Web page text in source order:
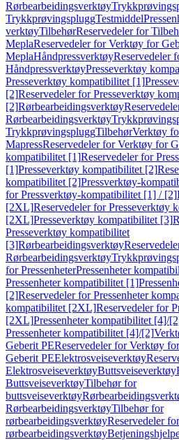
Rørbearbeidingsverktøy
TrykkprøvingspluggTestmiddel
verktøyTilbehørReservedeler for
MeplaReservedeler for Verktøy for
MeplaHåndpressverktøyReservedeler
HåndpressverktøyPresseverktøy
Presseverktøy kompatibilitet [1]
[2]Reservedeler for Presseverktøy
[2]Rørbearbeidingsverktøy
Rørbearbeidingsverktøy
TrykkprøvingspluggTilbehørVerktøy
MapressReservedeler for Verktøy for
kompatibilitet [1]Reservedeler for
[1]Presseverktøy kompatibilitet [2]
kompatibilitet [2]Pressverktøy-
for Pressverktøy-kompatibilitet [1] / [2]
[2XL]Reservedeler for Presseverktøy
[2XL]Presseverktøy kompatibilitet [3]
Presseverktøy kompatibilitet
[3]Rørbearbeidingsverktøy
Rørbearbeidingsverktøy
for PressenheterPressenheter
Pressenheter kompatibilitet [1]
[2]Reservedeler for Pressenheter
kompatibilitet [2XL]Reservedeler for
[2XL]Pressenheter kompatibilitet [4]/
Pressenheter kompatibilitet [4]/[2]
Geberit PEReservedeler for Verktøy
Geberit PEElektrosveiseverktøy
ElektrosveiseverktøyButtsveiseverktøy
ButtsveiseverktøyTilbehør for
buttsveiseverktøy
RørbearbeidingsverktøyTilbehør for
rørbearbeidingsverktøyReservedeler
rørbearbeidingsverktøy